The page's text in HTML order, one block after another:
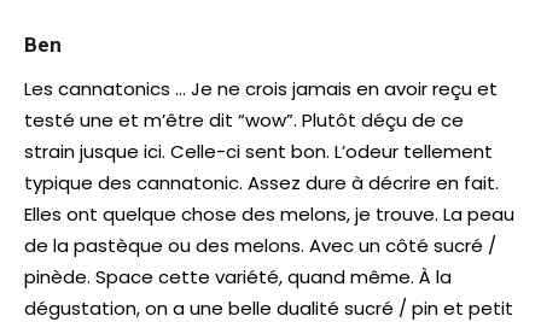
Ben
Les cannatonics … Je ne crois jamais en avoir reçu et
testé une et m’être dit “wow”. Plutôt déçu de ce
strain jusque ici. Celle-ci sent bon. L’odeur tellement
typique des cannatonic. Assez dure à décrire en fait.
Elles ont quelque chose des melons, je trouve. La peau
de la pastèque ou des melons. Avec un côté sucré /
pinède. Space cette variété, quand même. À la
dégustation, on a une belle dualité sucré / pin et petit